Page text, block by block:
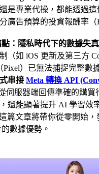
是專業代操，都能透過
廣告預算的投資報酬率（
：隱私時代下的數據失真
（如 iOS 更新及第三方
Pixel）已無法捕捉完整數
串接 Meta 轉換 API
伺服器端回傳準確的購買
還能顯著提升 AI 學習效
篇文章將帶你從零開始，
數據優勢。